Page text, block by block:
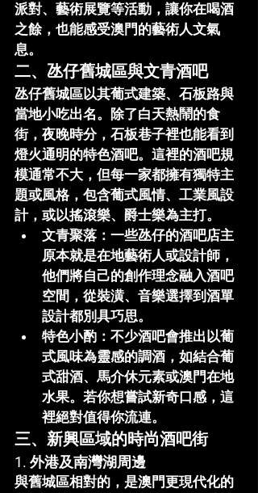
派對、藝術展覽等活動，讓你在喝酒
之餘，也能感受澳門的藝術人文氣
息。
二、氹仔舊城區與文青酒吧
氹仔舊城區以其葡式建築、石板路與
當地小吃出名。除了白天熱鬧的食
街，夜晚時分，石板巷子裡也能看到
燈火通明的特色酒吧。這裡的酒吧規
模通常不大，但每一家都擁有獨特主
題或風格，包含葡式風情、工業風設
計，或以搖滾樂、爵士樂為主打。
文青聚落 ：一些氹仔的酒吧店主
原本就是在地藝術人或設計師，
他們將自己的創作理念融入酒吧
空間，從裝潢、音樂選擇到酒單
設計都別具巧思。
特色小酌 ：不少酒吧會推出以葡
式風味為靈感的調酒，如結合葡
式甜酒、馬介休元素或澳門在地
水果。若你想嘗試新奇口感，這
裡絕對值得你流連。
三、新興區域的時尚酒吧街
1. 外港及南灣湖周邊
與舊城區相對的，是澳門更現代化的